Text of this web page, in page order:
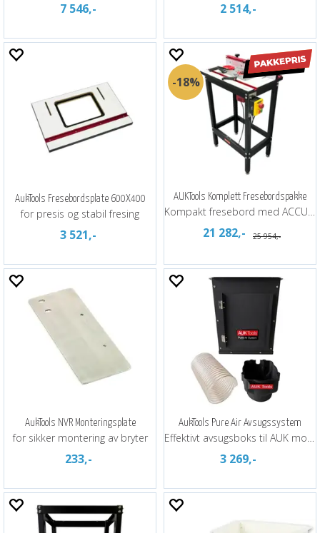
7 546,- 2 514,-
AukTools Fresebordsplate 600X400
for presis og stabil fresing
3 521,-
18%
AUKTools Komplett Fresebordspakke
Kompakt fresebord med ACCU heis
21 282,- 25 954,-
AukTools NVR Monteringsplate
for sikker montering av bryter
233,-
AukTools Pure Air Avsugssystem
Effektivt avsugsboks til AUK motor
3 269,-